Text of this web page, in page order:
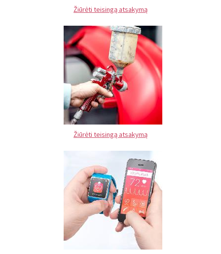
Žiūrėti teisingą atsakymą
Žiūrėti teisingą atsakymą